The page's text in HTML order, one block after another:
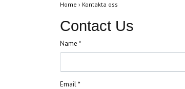
Home › Kontakta oss
Contact Us
Name *
Email *